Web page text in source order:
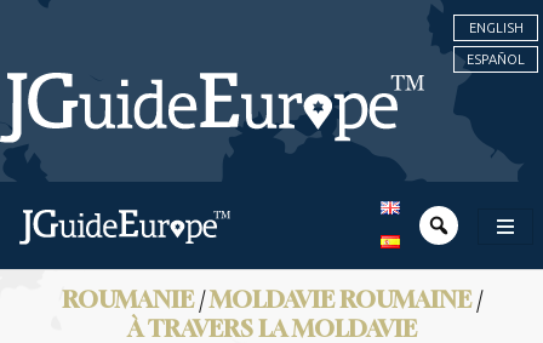
ENGLISH
ESPAÑOL
ROUMANIE/MOLDAVIE ROUMAINE/
À TRAVERS LA MOLDAVIE